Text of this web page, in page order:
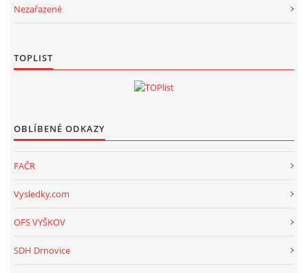
Nezařazené
TOPLIST
OBLÍBENÉ ODKAZY
FAČR
Vysledky.com
OFS VYŠKOV
SDH Drnovice